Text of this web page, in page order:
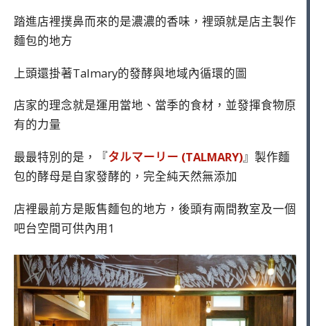
踏進店裡撲鼻而來的是濃濃的香味，裡頭就是店主製作
麵包的地方
上頭還掛著Talmary的發酵與地域內循環的圖
店家的理念就是運用當地、當季的食材，並發揮食物原
有的力量
最最特別的是，『タルマーリー (TALMARY)』製作麵
包的酵母是自家發酵的，完全純天然無添加
店裡最前方是販售麵包的地方，後頭有兩間教室及一個
吧台空間可供內用1